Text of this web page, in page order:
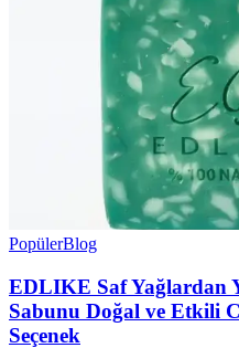
PopülerBlog
EDLIKE Saf Yağlardan
Sabunu Doğal ve Etkili
Seçenek